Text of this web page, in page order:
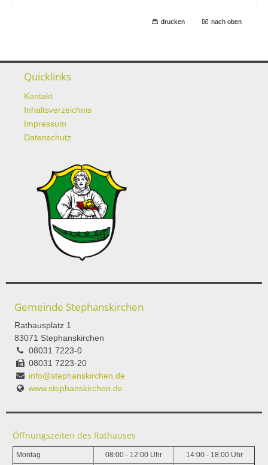
drucken nach oben
Quicklinks
Kontakt
Inhaltsverzeichnis
Impressum
Datenschutz
Gemeinde Stephanskirchen
Rathausplatz 1
83071 Stephanskirchen
08031 7223-0
08031 7223-20
info@stephanskirchen.de
www.stephanskirchen.de
Öffnungszeiten des Rathauses
Montag 08:00 - 12:00 Uhr 14:00 - 18:00 Uhr